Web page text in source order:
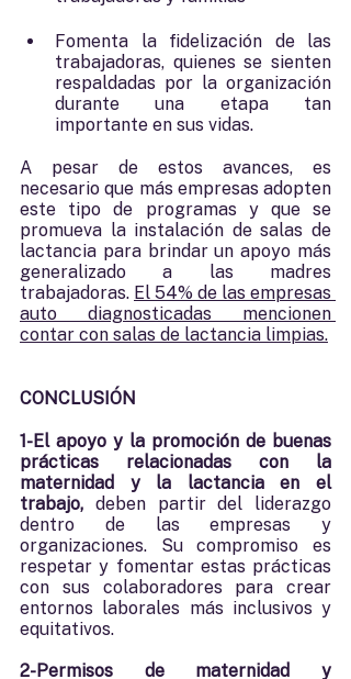
Fomenta la fidelización de las
trabajadoras, quienes se sienten
respaldadas por la organización
durante una etapa tan
importante en sus vidas.
A pesar de estos avances, es
necesario que más empresas adopten
este tipo de programas y que se
promueva la instalación de salas de
lactancia para brindar un apoyo más
generalizado a las madres
trabajadoras. El 54% de las empresas
auto diagnosticadas mencionen
contar con salas de lactancia limpias.
CONCLUSIÓN
1-El apoyo y la promoción de buenas
prácticas relacionadas con la
maternidad y la lactancia en el
trabajo, deben partir del liderazgo
dentro de las empresas y
organizaciones. Su compromiso es
respetar y fomentar estas prácticas
con sus colaboradores para crear
entornos laborales más inclusivos y
equitativos.
2-Permisos de maternidad y